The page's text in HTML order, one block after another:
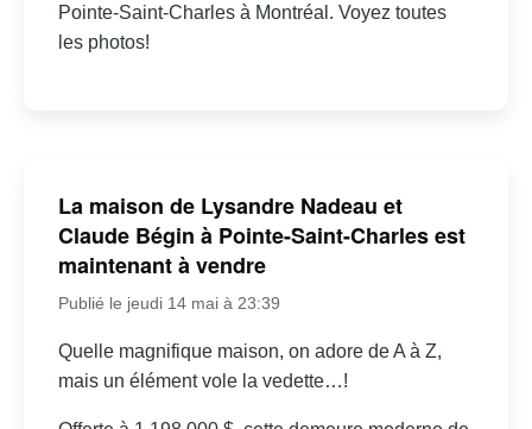
Pointe-Saint-Charles à Montréal. Voyez toutes
les photos!
La maison de Lysandre Nadeau et
Claude Bégin à Pointe-Saint-Charles est
maintenant à vendre
Publié le jeudi 14 mai à 23:39
Quelle magnifique maison, on adore de A à Z,
mais un élément vole la vedette…!